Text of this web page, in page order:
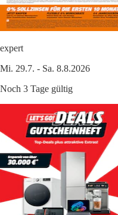
expert
Mi. 29.7. - Sa. 8.8.2026
Noch 3 Tage gültig